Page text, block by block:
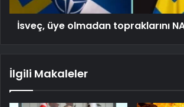
İsveç, üye olmadan topraklarını
İlgili Makaleler